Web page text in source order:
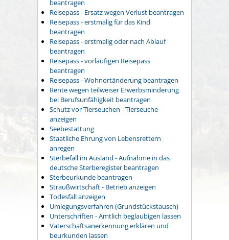
beantragen
Reisepass - Ersatz wegen Verlust beantragen
Reisepass - erstmalig für das Kind
beantragen
Reisepass - erstmalig oder nach Ablauf
beantragen
Reisepass - vorläufigen Reisepass
beantragen
Reisepass - Wohnortänderung beantragen
Rente wegen teilweiser Erwerbsminderung
bei Berufsunfähigkeit beantragen
Schutz vor Tierseuchen - Tierseuche
anzeigen
Seebestattung
Staatliche Ehrung von Lebensrettern
anregen
Sterbefall im Ausland - Aufnahme in das
deutsche Sterberegister beantragen
Sterbeurkunde beantragen
Straußwirtschaft - Betrieb anzeigen
Todesfall anzeigen
Umlegungsverfahren (Grundstückstausch)
Unterschriften - Amtlich beglaubigen lassen
Vaterschaftsanerkennung erklären und
beurkunden lassen